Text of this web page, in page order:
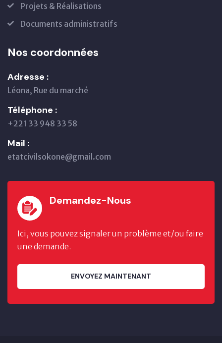
Projets & Réalisations
Documents administratifs
Nos coordonnées
Adresse :
Léona, Rue du marché
Téléphone :
+221 33 948 33 58
Mail :
etatcivilsokone@gmail.com
Demandez-Nous
Ici, vous pouvez signaler un problème et/ou faire
une demande.
ENVOYEZ MAINTENANT